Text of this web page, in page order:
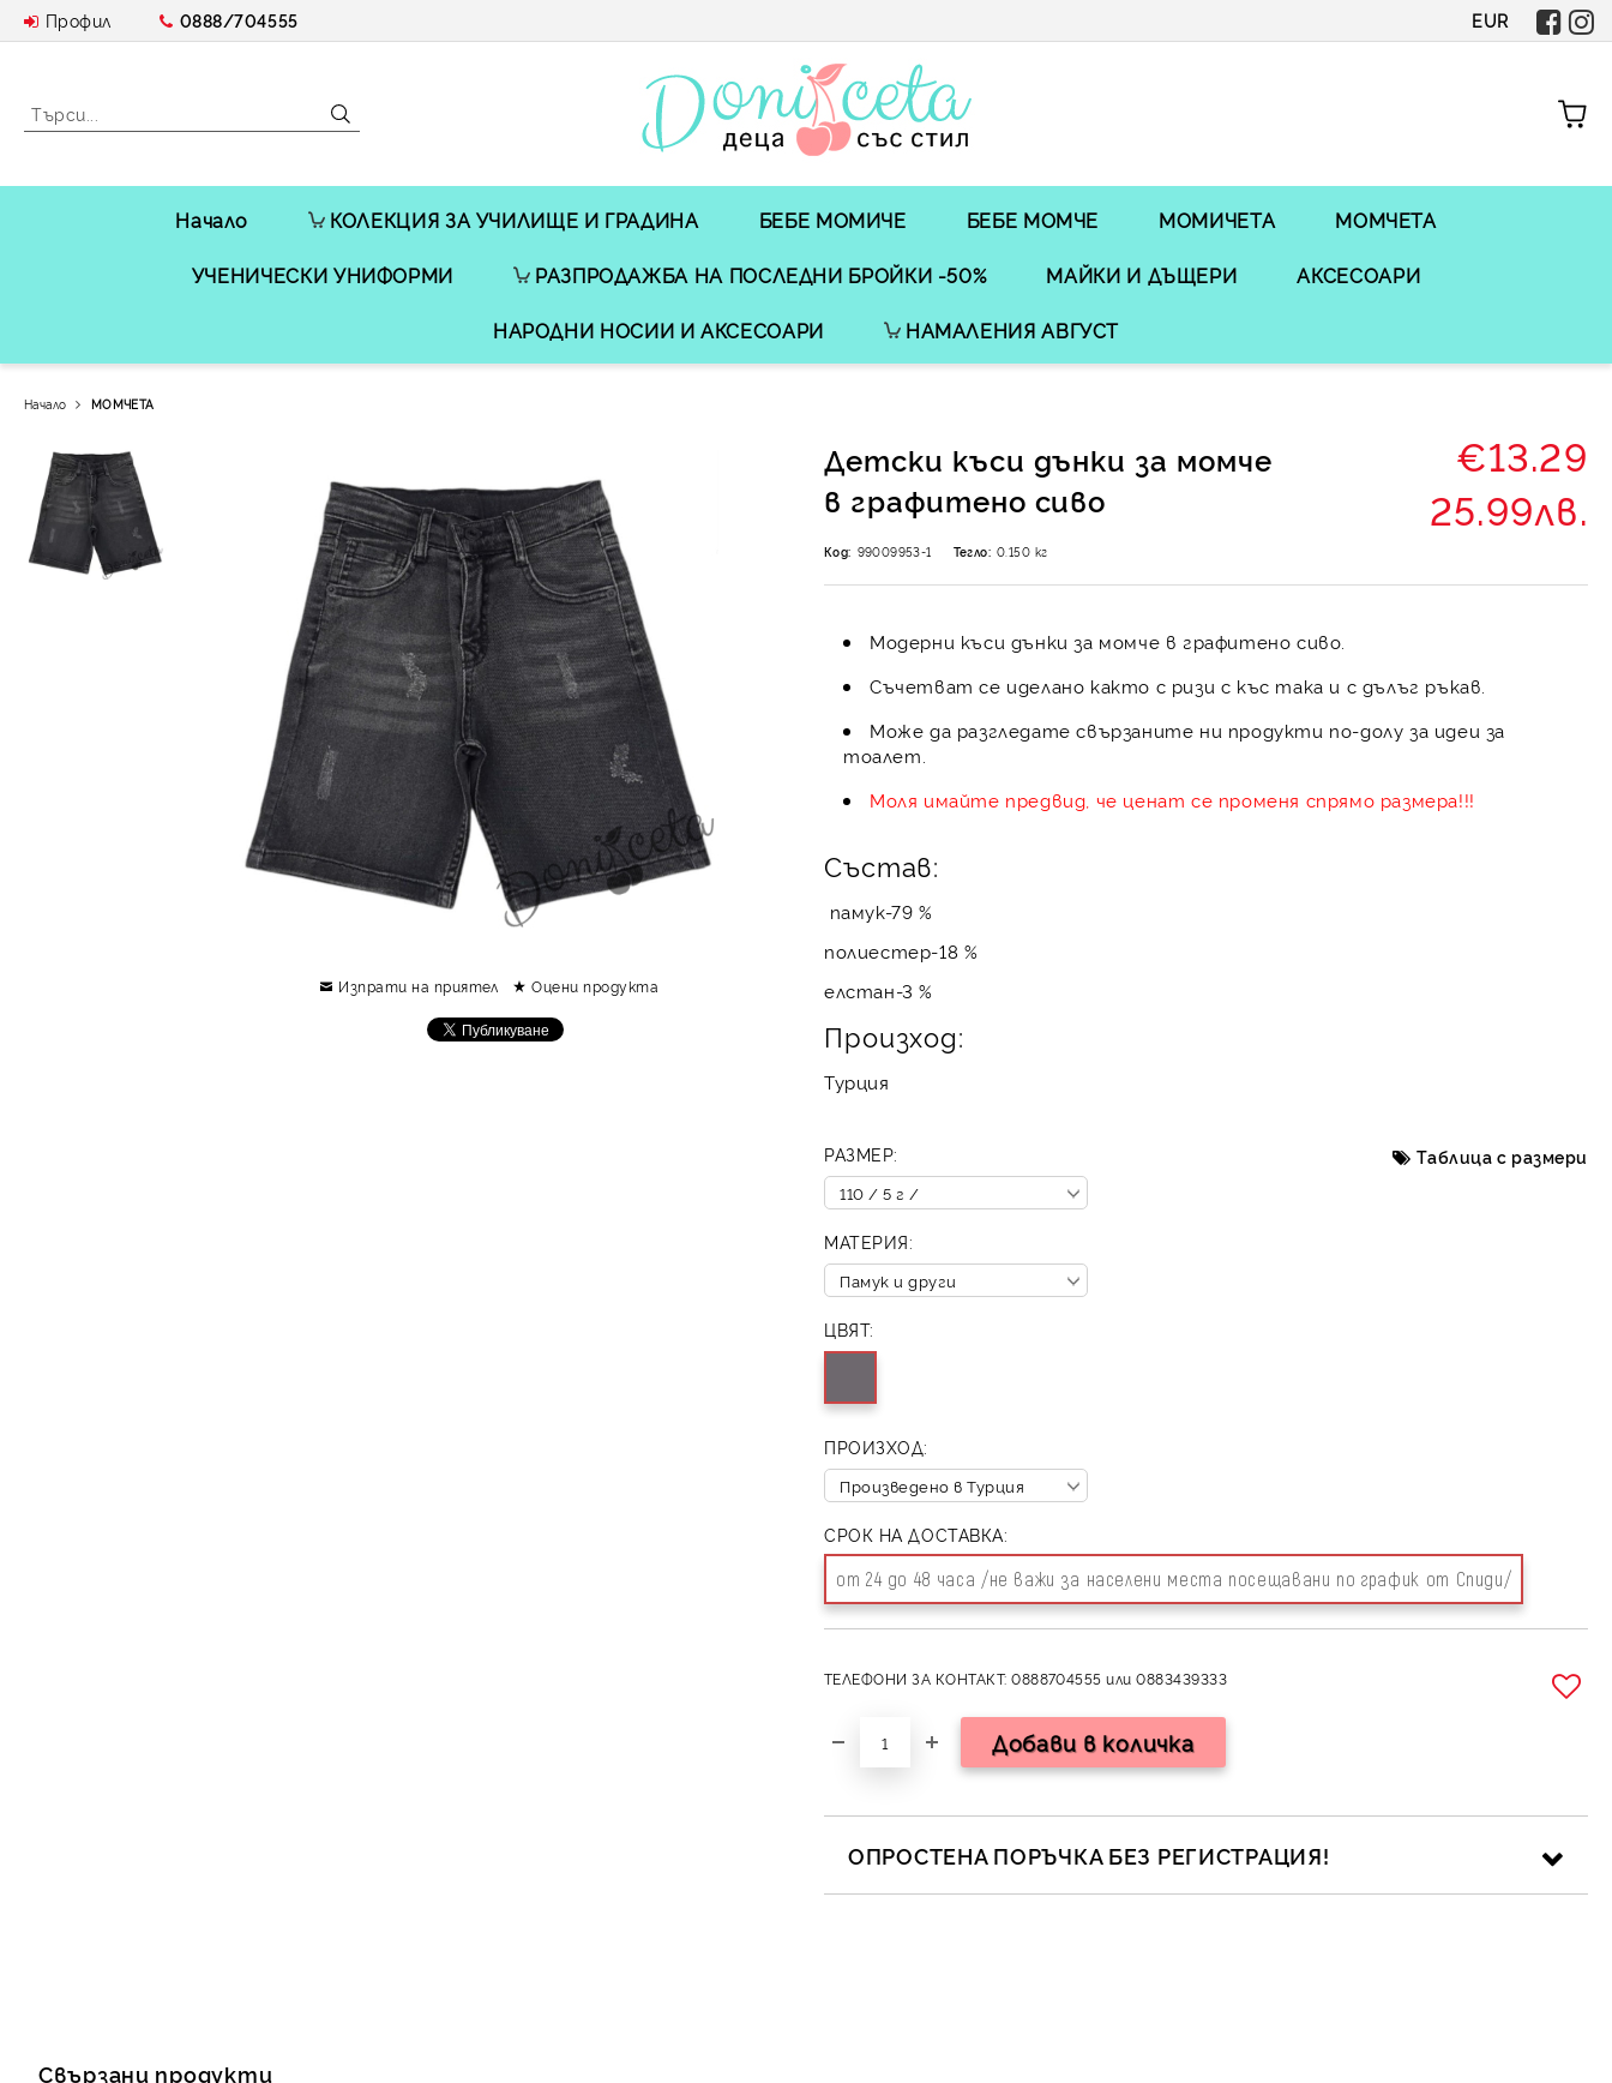
Профил 0888/704555 EUR
Начало КОЛЕКЦИЯ ЗА УЧИЛИЩЕ И ГРАДИНА БЕБЕ МОМИЧЕ БЕБЕ МОМЧЕ МОМИЧЕТА МОМЧЕТА
УЧЕНИЧЕСКИ УНИФОРМИ РАЗПРОДАЖБА НА ПОСЛЕДНИ БРОЙКИ -50% МАЙКИ И ДЪЩЕРИ АКСЕСОАРИ
НАРОДНИ НОСИИ И АКСЕСОАРИ НАМАЛЕНИЯ АВГУСТ
Начало МОМЧЕТА
Детски къси дънки за момче
в графитено сиво
€13.29
25.99лв.
Код: 99009953-1 Тегло: 0.150 кг
Модерни къси дънки за момче в графитено сиво.
Съчетват се иделано както с ризи с къс така и с дълъг ръкав.
Може да разгледате свързаните ни продукти по-долу за идеи за
тоалет.
Моля имайте предвид, че ценат се променя спрямо размера!!!
Състав:
памук-79 %
полиестер-18 %
елстан-3 %
Произход:
Турция
РАЗМЕР: Таблица с размери
МАТЕРИЯ:
ЦВЯТ:
ПРОИЗХОД:
СРОК НА ДОСТАВКА:
от 24 до 48 часа /не важи за населени места посещавани по график от Спиди/
ТЕЛЕФОНИ ЗА КОНТАКТ: 0888704555 или 0883439333
ОПРОСТЕНА ПОРЪЧКА БЕЗ РЕГИСТРАЦИЯ!
Изпрати на приятел Оцени продукта
Свързани продукти